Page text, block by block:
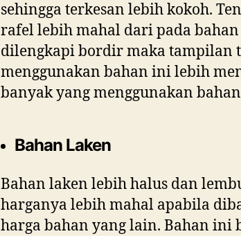
sehingga terkesan lebih kokoh.
rafel lebih mahal dari pada
dilengkapi bordir maka tampilan
menggunakan bahan ini lebih
banyak yang menggunakan
Bahan Laken
Bahan laken lebih halus dan
harganya lebih mahal apabila
harga bahan yang lain. Bahan ini